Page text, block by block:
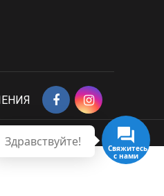
Здравствуйте!